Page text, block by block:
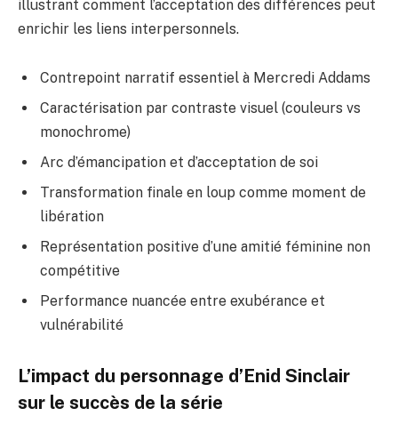
illustrant comment l’acceptation des différences peut
enrichir les liens interpersonnels.
Contrepoint narratif essentiel à Mercredi Addams
Caractérisation par contraste visuel (couleurs vs
monochrome)
Arc d’émancipation et d’acceptation de soi
Transformation finale en loup comme moment de
libération
Représentation positive d’une amitié féminine non
compétitive
Performance nuancée entre exubérance et
vulnérabilité
L’impact du personnage d’Enid Sinclair
sur le succès de la série